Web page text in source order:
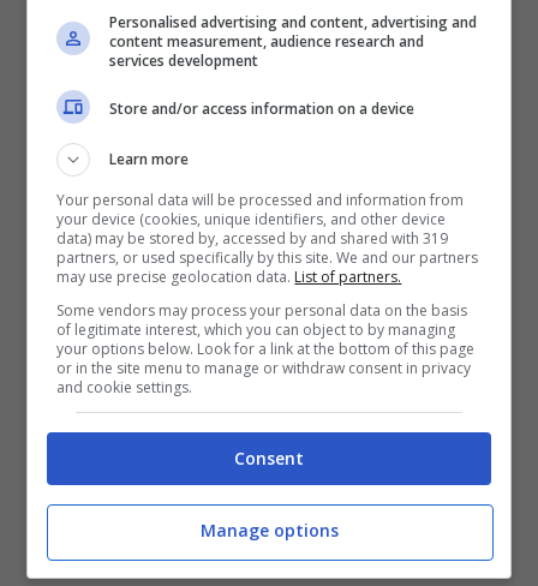
digitale su iTunes a partire dal7
dicembre.
Personalised advertising and content, advertising and
content measurement, audience research and
services development
Store and/or access information on a device
Learn more
Your personal data will be processed and information from
your device (cookies, unique identifiers, and other device
data) may be stored by, accessed by and shared with 319
partners, or used specifically by this site. We and our partners
may use precise geolocation data. List of partners.
Some vendors may process your personal data on the basis
of legitimate interest, which you can object to by managing
your options below. Look for a link at the bottom of this page
or in the site menu to manage or withdraw consent in privacy
and cookie settings.
Consent
Manage options